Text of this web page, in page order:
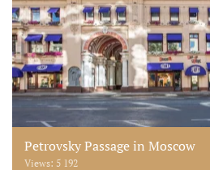
Petrovsky Passage in Moscow
Views: 5 192